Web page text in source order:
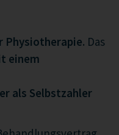
Physiotherapie. Das
einem
als Selbstzahler